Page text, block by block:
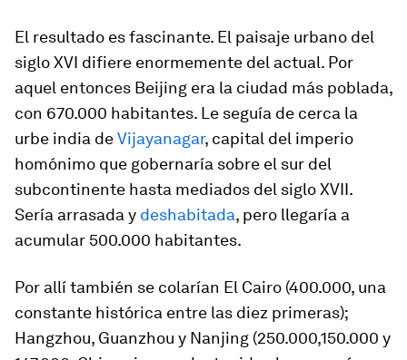
El resultado es fascinante. El paisaje urbano del
siglo XVI difiere enormemente del actual. Por
aquel entonces Beijing era la ciudad más poblada,
con 670.000 habitantes. Le seguía de cerca la
urbe india deVijayanagar, capital del imperio
homónimo que gobernaría sobre el sur del
subcontinente hasta mediados del siglo XVII.
Sería arrasada y deshabitada, pero llegaría a
acumular 500.000 habitantes.
Por allí también se colarían El Cairo (400.000, una
constante histórica entre las diez primeras);
Hangzhou, Guanzhou y Nanjing (250.000,150.000 y